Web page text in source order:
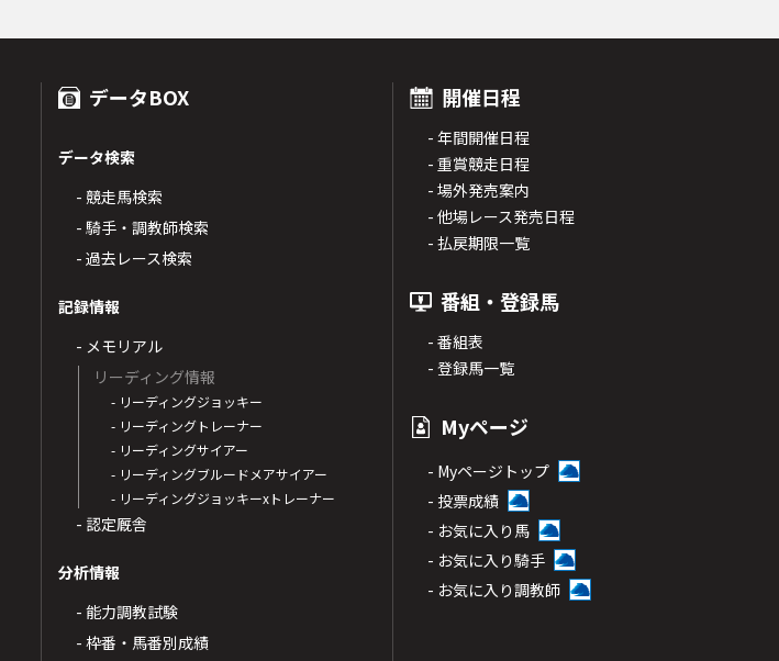
データBOX
データ検索
- 競走馬検索
- 騎手・調教師検索
- 過去レース検索
記録情報
- メモリアル
リーディング情報
- リーディングジョッキー
- リーディングトレーナー
- リーディングサイアー
- リーディングブルードメアサイアー
- リーディングジョッキーxトレーナー
- 認定厩舎
分析情報
- 能力調教試験
- 枠番・馬番別成績
開催日程
- 年間開催日程
- 重賞競走日程
- 場外発売案内
- 他場レース発売日程
- 払戻期限一覧
番組・登録馬
- 番組表
- 登録馬一覧
Myページ
- Myページトップ
- 投票成績
- お気に入り馬
- お気に入り騎手
- お気に入り調教師